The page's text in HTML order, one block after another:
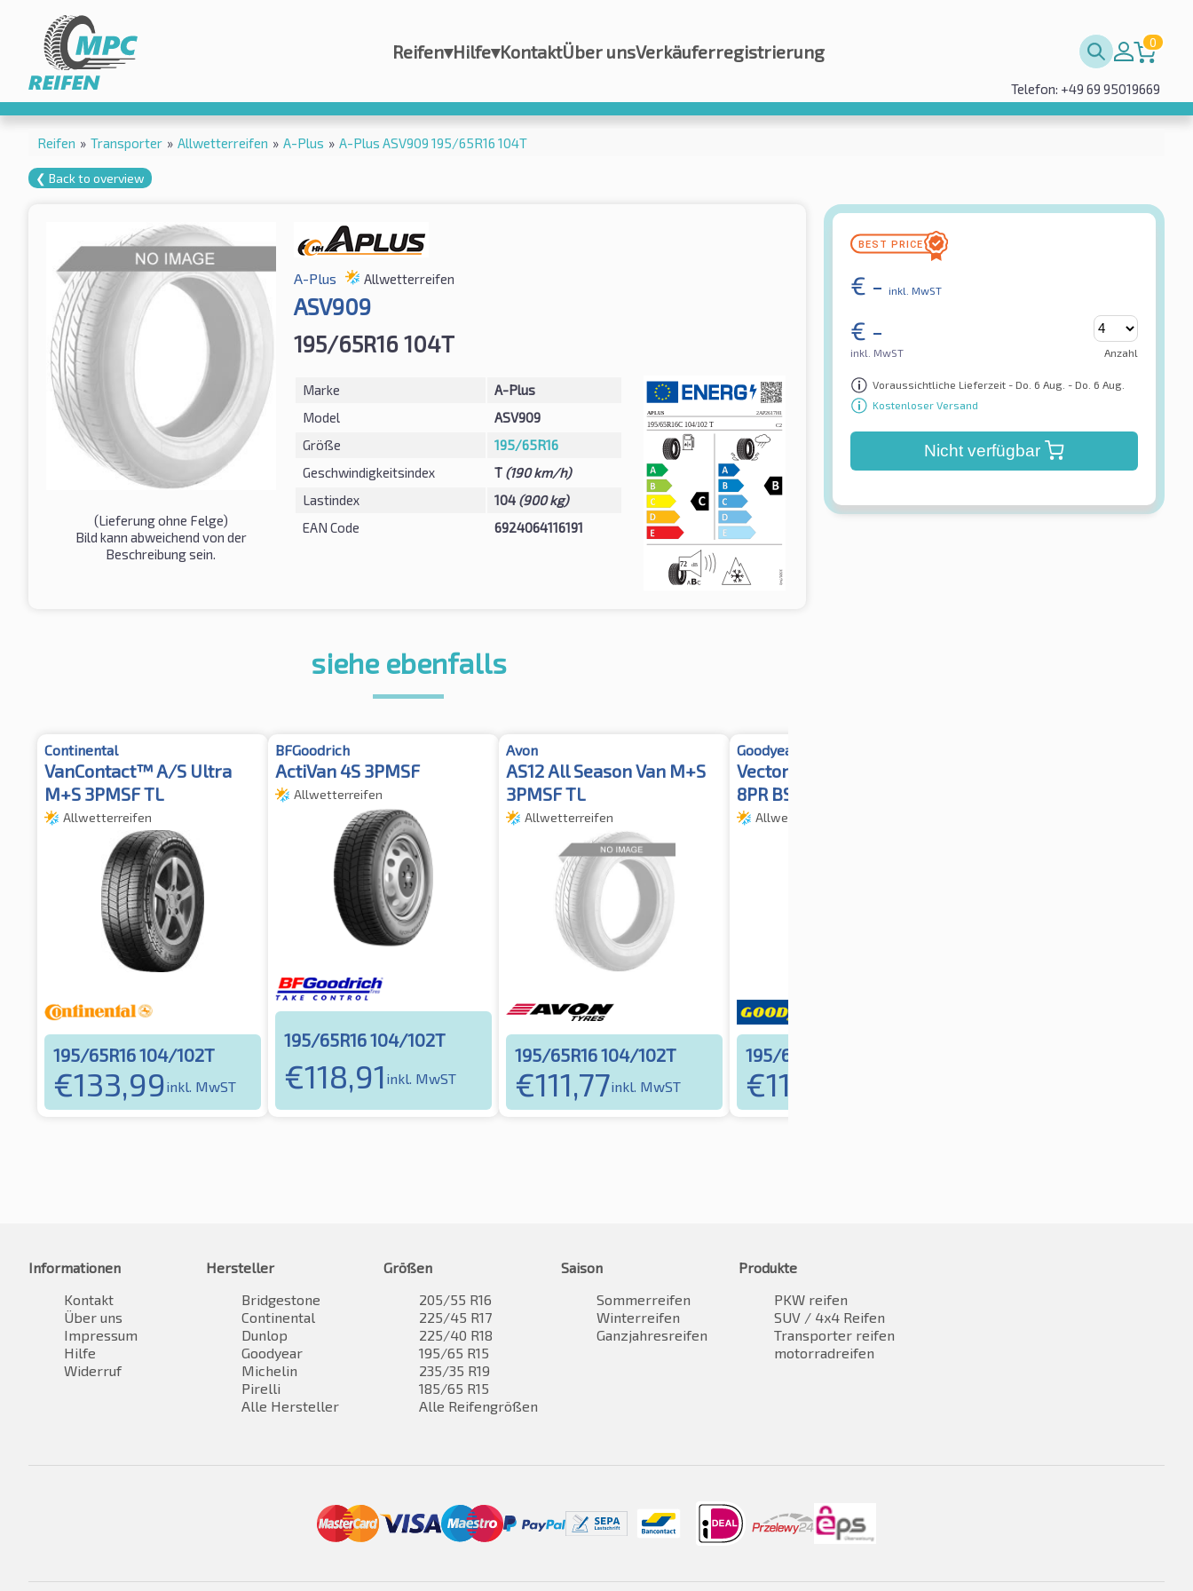
Reifen▾Hilfe▾KontaktÜber unsVerkäuferregistrierung 0
Telefon: +49 69 95019669
Reifen » Transporter » Allwetterreifen » A-Plus » A-Plus ASV909 195/65R16 104T
❮ Back to overview
(Lieferung ohne Felge)
Bild kann abweichend von der
Beschreibung sein.
A-Plus Allwetterreifen
ASV909
195/65R16 104T
Marke
A-Plus
Model
ASV909
Größe
195/65R16
Geschwindigkeitsindex
T (190 km/h)
Lastindex
104 (900 kg)
EAN Code
6924064116191
€ - inkl. MwST
€ -
inkl. MwST Anzahl
Voraussichtliche Lieferzeit - Do. 6 Aug. - Do. 6 Aug.
Kostenloser Versand
Nicht verfügbar
siehe ebenfalls
Continental
VanContact™ A/S Ultra
M+S 3PMSF TL
Allwetterreifen
195/65R16 104/102T
€133,99inkl. MwST
BFGoodrich
ActiVan 4S 3PMSF
Allwetterreifen
195/65R16 104/102T
€118,91 inkl. MwST
Avon
AS12 All Season Van M+S
3PMSF TL
Allwetterreifen
195/65R16 104/102T
€111,77inkl. MwST
Goodyear
Vector 4Seasons Cargo
8PR BSW 3PMSF
Allwetterreifen
195/65R16 104T
€110,21
Informationen
Kontakt
Über uns
Impressum
Hilfe
Widerruf
Hersteller
Bridgestone
Continental
Dunlop
Goodyear
Michelin
Pirelli
Alle Hersteller
Größen
205/55 R16
225/45 R17
225/40 R18
195/65 R15
235/35 R19
185/65 R15
Alle Reifengrößen
Saison
Sommerreifen
Winterreifen
Ganzjahresreifen
Produkte
PKW reifen
SUV / 4x4 Reifen
Transporter reifen
motorradreifen